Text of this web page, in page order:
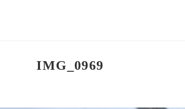
IMG_0969